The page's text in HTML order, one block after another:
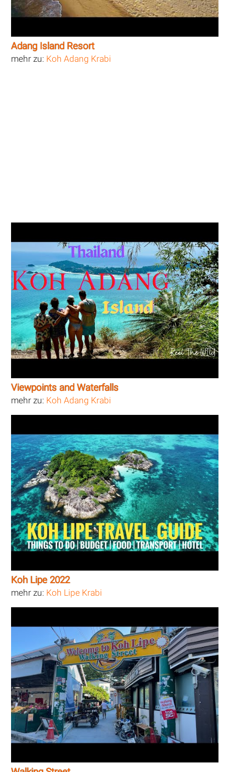
Adang Island Resort
mehr zu: Koh Adang Krabi
Viewpoints and Waterfalls
mehr zu: Koh Adang Krabi
Koh Lipe 2022
mehr zu: Koh Lipe Krabi